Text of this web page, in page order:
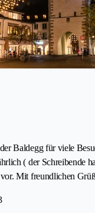
Baldegg für viele
( der Schreibende
Mit freundlichen